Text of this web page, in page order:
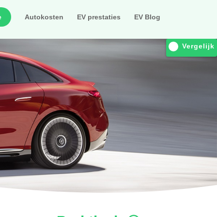
Autokosten EV prestaties EV Blog
Vergelijk